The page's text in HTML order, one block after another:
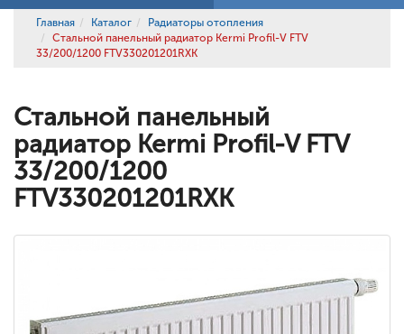
Главная Каталог
Радиаторы отопления
Стальной панельный радиатор Kermi Profil-V FTV
33/200/1200 FTV330201201RXK
Стальной панельный
радиатор Kermi Profil-V FTV
33/200/1200
FTV330201201RXK